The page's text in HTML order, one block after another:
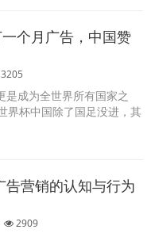
个月广告，中国赞
3205
是成为全世界所有国家之
界杯中国除了国足没进，其
营销的认知与行为
2909